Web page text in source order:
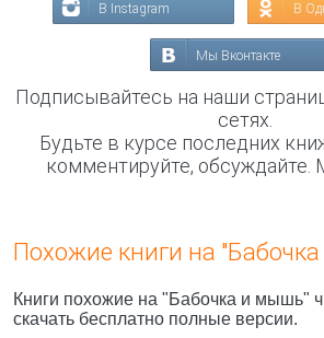
В Instagram В
Мы Вконтакте
Подписывайтесь на наши
сетях.
Будьте в курсе последних
комментируйте,
Похожие книги на
Книги похожие на "Бабочка и мышь"
скачать бесплатно полные версии.